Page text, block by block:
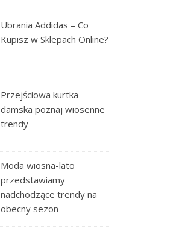
Ubrania Addidas – Co
Kupisz w Sklepach Online?
Przejściowa kurtka
damska poznaj wiosenne
trendy
Moda wiosna-lato
przedstawiamy
nadchodzące trendy na
obecny sezon